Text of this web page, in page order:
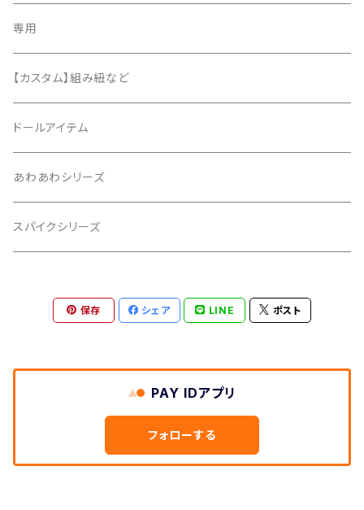
2020年8月
2020年9月
2020年10月
2020年11月
2021年1月
2021年3月
2021年5月
専用
【カスタム】組み紐など
ドールアイテム
あわあわシリーズ
スパイクシリーズ
保存 シェア LINE ポスト
PAY IDアプリ
フォローする